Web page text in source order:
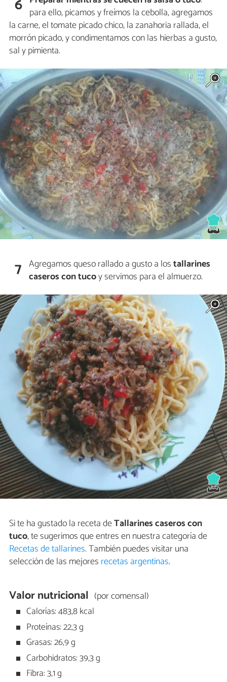
6 para ello, picamos y freímos la cebolla, agregamos
la carne, el tomate picado chico, la zanahoria rallada, el
morrón picado, y condimentamos con las hierbas a gusto,
sal y pimienta.
7 Agregamos queso rallado a gusto a lostallarines
caseros con tucoy servimos para el almuerzo.
Si te ha gustado la receta deTallarines caseros con
tuco, te sugerimos que entres en nuestra categoría de
Recetas de tallarines. También puedes visitar una
selección de las mejores recetas argentinas.
Valor nutricional (por comensal)
Calorías: 483,8 kcal
Proteínas: 22,3 g
Grasas: 26,9 g
Carbohidratos: 39,3 g
Fibra: 3,1 g